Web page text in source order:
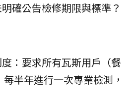
確公告檢修期限與標準？
：要求所有瓦斯用戶（餐
半年進行一次專業檢測，